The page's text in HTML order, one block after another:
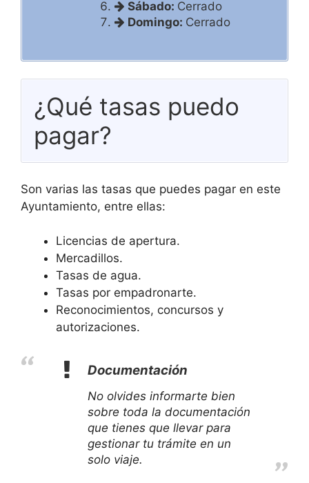
Sábado: Cerrado
Domingo: Cerrado
¿Qué tasas puedo
pagar?
Son varias las tasas que puedes pagar en este
Ayuntamiento, entre ellas:
Licencias de apertura.
Mercadillos.
Tasas de agua.
Tasas por empadronarte.
Reconocimientos, concursos y
autorizaciones.
Documentación
No olvides informarte bien
sobre toda la documentación
que tienes que llevar para
gestionar tu trámite en un
solo viaje.